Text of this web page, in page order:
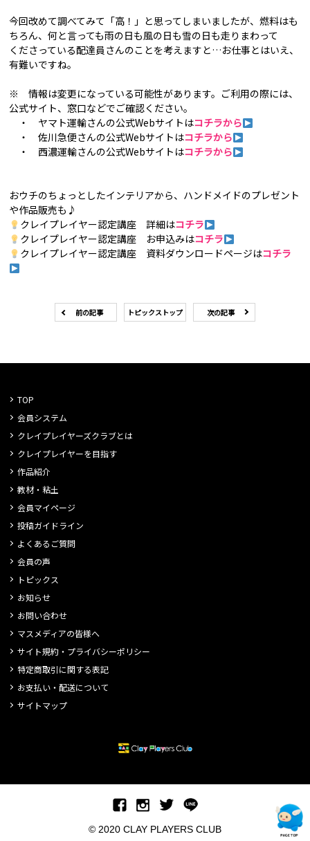
今回改めて調べてみて「高！」と思ってしまいましたが、燃料はも
ちろん、何と言っても雨の日も風の日も雪の日も走りまわって
くださっている配達員さんのことを考えますと…お仕事とはいえ、
有難いですね。
※ 情報は変更になっている可能性があります。ご利用の際には、
公式サイト、窓口などでご確認ください。
・ ヤマト運輸さんの公式Webサイトはコチラから
・ 佐川急便さんの公式Webサイトはコチラから
・ 西濃運輸さんの公式Webサイトはコチラから
おウチのちょっとしたインテリアから、ハンドメイドのプレゼント
や作品販売も♪
クレイプレイヤー認定講座 詳細はコチラ
クレイプレイヤー認定講座 お申込みはコチラ
クレイプレイヤー認定講座 資料ダウンロードページはコチラ
前の記事 トピックストップ 次の記事
TOP
会員システム
クレイプレイヤーズクラブとは
クレイプレイヤーを目指す
作品紹介
教材・粘土
会員マイページ
投稿ガイドライン
よくあるご質問
会員の声
トピックス
お知らせ
お問い合わせ
マスメディアの皆様へ
サイト規約・プライバシーポリシー
特定商取引に関する表記
お支払い・配送について
サイトマップ
© 2020 CLAY PLAYERS CLUB